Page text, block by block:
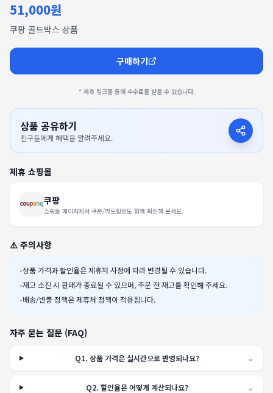
51,000원
쿠팡 골드박스 상품
구매하기
* 제휴 링크를 통해 수수료를 받을 수 있습니다.
상품 공유하기
친구들에게 혜택을 알려주세요.
제휴 쇼핑몰
쿠팡
쇼핑몰 페이지에서 쿠폰/카드할인도 함께 확인해 보세요.
⚠️ 주의사항
•상품 가격과 할인율은 제휴처 사정에 따라 변경될 수 있습니다.
•재고 소진 시 판매가 종료될 수 있으며, 주문 전 재고를 확인해 주세요.
•배송/반품 정책은 제휴처 정책이 적용됩니다.
자주 묻는 질문 (FAQ)
Q1.상품 가격은 실시간으로 반영되나요? ⌄
Q2.할인율은 어떻게 계산되나요? ⌄